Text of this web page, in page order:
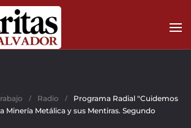
Radio
Programa Radial "Cuidemos
Minería Metálica y sus Mentiras. Segundo